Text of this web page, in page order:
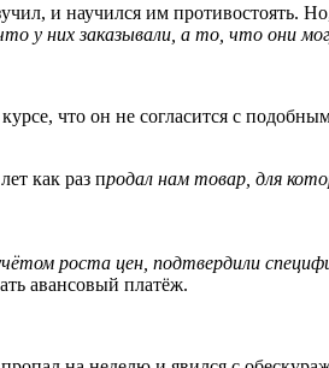
и научился им противостоять.
у них заказывали, а то, что они
что он не согласится с
как раз продал нам товар, для
роста цен, подтвердили
авансовый платёж.